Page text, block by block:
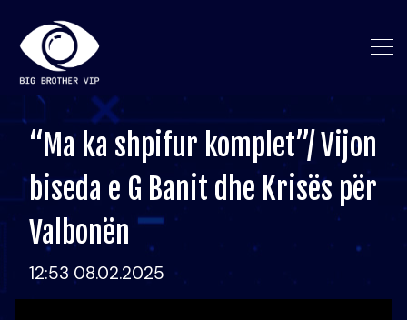
“Ma ka shpifur komplet”/ Vijon
biseda e G Banit dhe Krisës për
Valbonën
12:53 08.02.2025